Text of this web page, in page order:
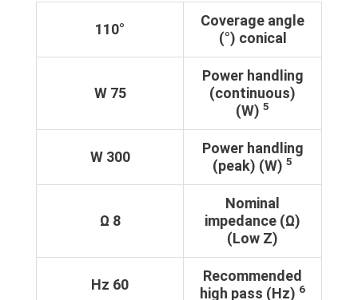
Coverage angle
conical (°)
110°
Power handling
(continuous)
(W)5
75 W
Power handling
(peak) (W)5
300 W
Nominal
impedance (Ω)
(Low Z)
8 Ω
Recommended
high pass (Hz) 6
60 Hz